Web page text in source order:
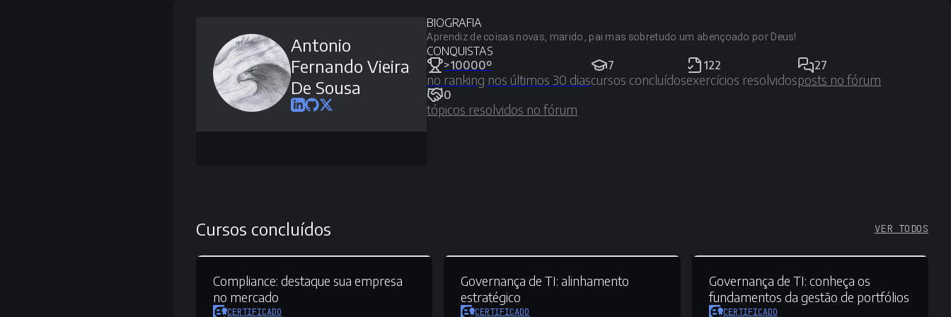
Antonio
Fernando Vieira
De Sousa
BIOGRAFIA
Aprendiz de coisas novas, marido, pai mas sobretudo um abençoado por Deus!
CONQUISTAS
>10000º
no ranking nos últimos 30 dias
7
cursos concluídos
122
exercícios resolvidos
27
posts no fórum
0
tópicos resolvidos no fórum
Cursos concluídos VER TODOS
Compliance: destaque sua empresa
no mercado
CERTIFICADO
Governança de TI: alinhamento
estratégico
CERTIFICADO
Governança de TI: conheça os
fundamentos da gestão de portfólios
CERTIFICADO